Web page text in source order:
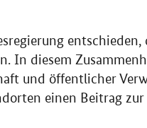
entschieden,
In diesem
und öffentlicher
einen Beitrag zur